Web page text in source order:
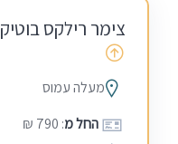
צימר רילקס
מעלה עמוס
החל מ: 790 ₪